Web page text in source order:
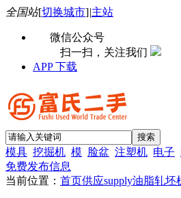
全国站[切换城市]|主站
微信公众号
扫一扫，关注我们
APP 下载
模具 挖掘机 模 脸盆 注塑机 电子
免费发布信息
当前位置： 首页供应supply油脂轧坯